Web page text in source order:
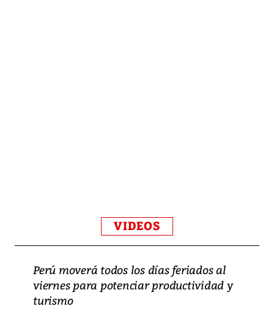
VIDEOS
Perú moverá todos los días feriados al
viernes para potenciar productividad y
turismo